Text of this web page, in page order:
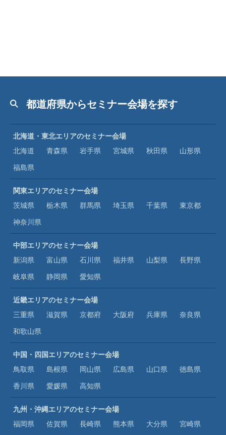
都道府県からセミナー会場を探す
北海道・東北エリアのセミナー会場
北海道
青森県 岩手県 宮城県 秋田県
山形県
福島県
関東エリアのセミナー会場
茨城県
栃木県 群馬県 埼玉県 千葉県
東京都
神奈川県
中部エリアのセミナー会場
新潟県
富山県 石川県 福井県 山梨県
長野県
岐阜県
静岡県 愛知県
近畿エリアのセミナー会場
三重県
滋賀県 京都府 大阪府 兵庫県
奈良県
和歌山県
中国・四国エリアのセミナー会場
鳥取県
島根県 岡山県 広島県 山口県
徳島県
香川県
愛媛県 高知県
九州・沖縄エリアのセミナー会場
福岡県
佐賀県 長崎県 熊本県 大分県
宮崎県